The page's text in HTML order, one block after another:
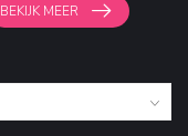
BEKIJK MEER